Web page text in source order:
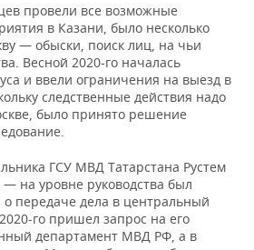
провели все возможные
в Казани, было несколько
— обыски, поиск лиц, на чьи
Весной 2020-го началась
и ввели ограничения на выезд в
следственные действия надо
было принято решение
ГСУ МВД Татарстана Рустем
на уровне руководства был
передаче дела в центральный
го пришел запрос на его
департамент МВД РФ, а в